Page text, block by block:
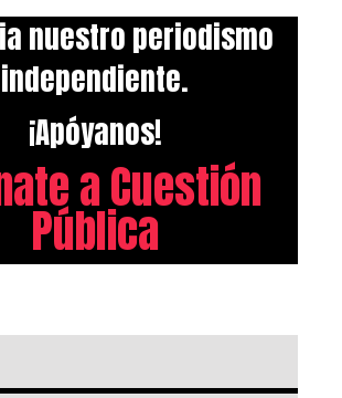
nuestro periodismo
independiente.
¡Apóyanos!
a Cuestión
Pública